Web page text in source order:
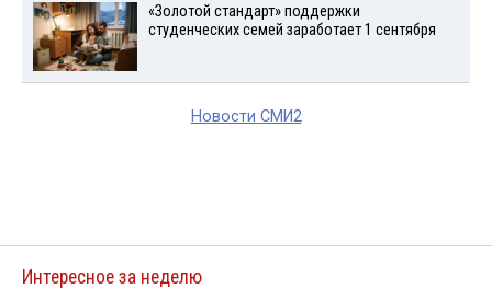
«Золотой стандарт» поддержки
студенческих семей заработает 1 сентября
Новости СМИ2
Интересное за неделю